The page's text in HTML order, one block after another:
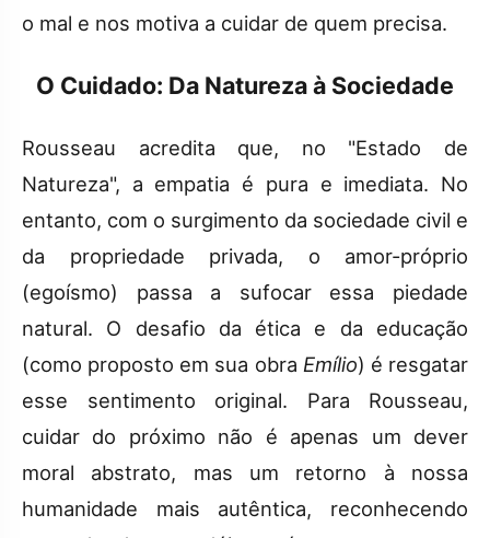
o mal e nos motiva a cuidar de quem precisa.
O Cuidado: Da Natureza à Sociedade
Rousseau acredita que, no "Estado de
Natureza", a empatia é pura e imediata. No
entanto, com o surgimento da sociedade civil e
da propriedade privada, o amor-próprio
(egoísmo) passa a sufocar essa piedade
natural. O desafio da ética e da educação
(como proposto em sua obra Emílio) é resgatar
esse sentimento original. Para Rousseau,
cuidar do próximo não é apenas um dever
moral abstrato, mas um retorno à nossa
humanidade mais autêntica, reconhecendo